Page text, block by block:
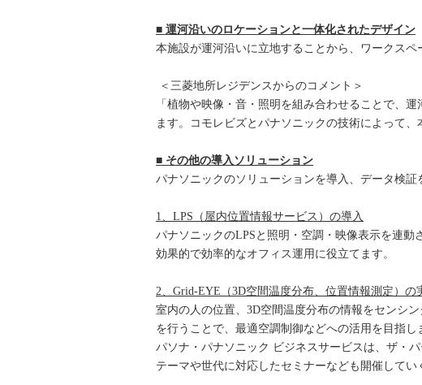
■ 運河沿いのロケーションと一体化されたデザイン
本施設が運河沿いに立地することから、ワークス
＜三菱地所レジデンスからのコメント＞
「植物や映像・音・照明を組み合わせることで
ます。コモレビズとパナソニックの技術によって
■ その他の導入ソリューション
パナソニックのソリューションを導入、データ検証
1、LPS（屋内位置情報サービス）の導入
パナソニックのLPSと照明・空調・映像表示を連動
効果的で効率的なオフィス運用に役立てます。
2、Grid-EYE（3D空間温度分布、位置情報測定）の
室内の人の位置、3D空間温度分布の情報をセンシ
を行うことで、最適空調制御などへの活用を目指し
パソナ・パナソニック ビジネスサービスは、ザ・
テーマや世代に対応したセミナーなども開催してい